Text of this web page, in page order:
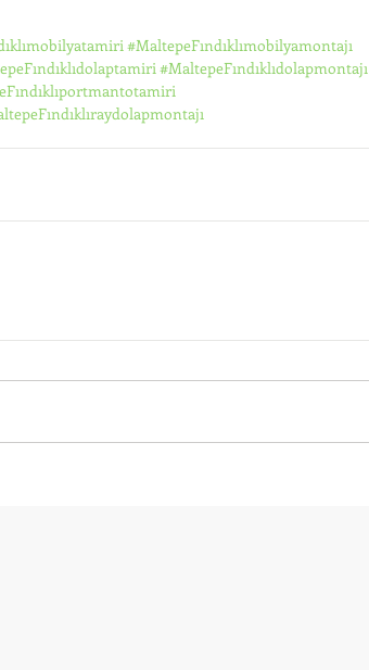
#MaltepeFındıklımobilyamontajı
#MaltepeFındıklıdolapmontajı